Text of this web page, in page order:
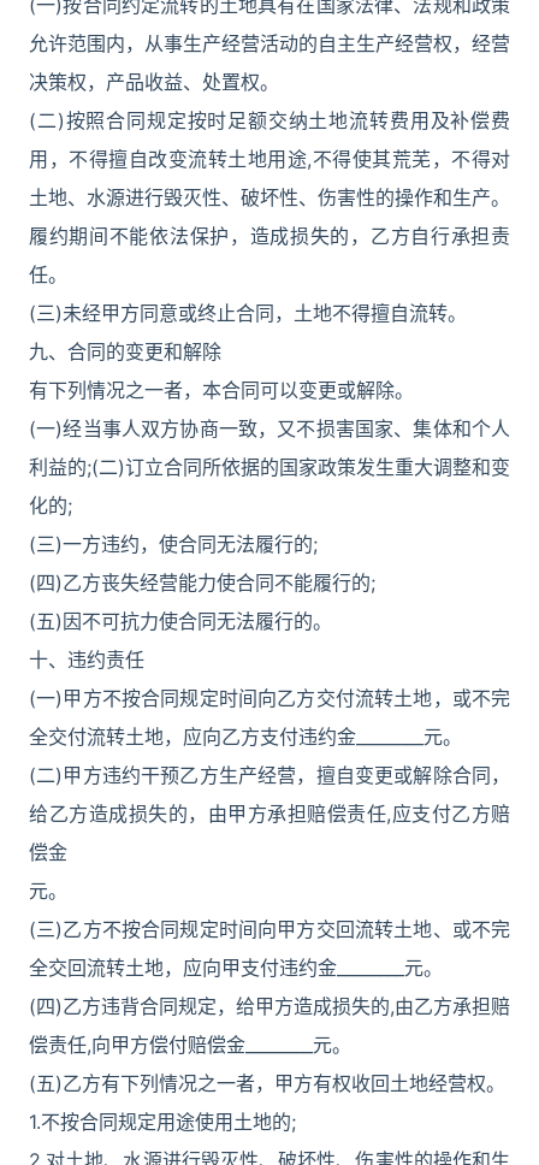
(一)按合同约定流转的土地具有在国家法律、法规和政策
允许范围内，从事生产经营活动的自主生产经营权，经营
决策权，产品收益、处置权。
(二)按照合同规定按时足额交纳土地流转费用及补偿费
用，不得擅自改变流转土地用途,不得使其荒芜，不得对
土地、水源进行毁灭性、破坏性、伤害性的操作和生产。
履约期间不能依法保护，造成损失的，乙方自行承担责
任。
(三)未经甲方同意或终止合同，土地不得擅自流转。
九、合同的变更和解除
有下列情况之一者，本合同可以变更或解除。
(一)经当事人双方协商一致，又不损害国家、集体和个人
利益的;(二)订立合同所依据的国家政策发生重大调整和变
化的;
(三)一方违约，使合同无法履行的;
(四)乙方丧失经营能力使合同不能履行的;
(五)因不可抗力使合同无法履行的。
十、违约责任
(一)甲方不按合同规定时间向乙方交付流转土地，或不完
全交付流转土地，应向乙方支付违约金________元。
(二)甲方违约干预乙方生产经营，擅自变更或解除合同，
给乙方造成损失的，由甲方承担赔偿责任,应支付乙方赔
偿金
元。
(三)乙方不按合同规定时间向甲方交回流转土地、或不完
全交回流转土地，应向甲支付违约金________元。
(四)乙方违背合同规定，给甲方造成损失的,由乙方承担赔
偿责任,向甲方偿付赔偿金________元。
(五)乙方有下列情况之一者，甲方有权收回土地经营权。
1.不按合同规定用途使用土地的;
2.对土地、水源进行毁灭性、破坏性、伤害性的操作和生